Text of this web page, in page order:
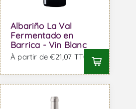
Albariño La Val
Fermentado en
Barrica - Vin Blanc
À partir de €21,07 TTC